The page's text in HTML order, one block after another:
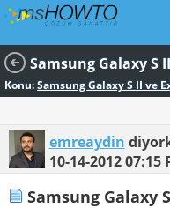
Samsung Galaxy S
Konu:Samsung Galaxy S II ve
emreaydin
10-14-201207:15
Samsung Galaxy